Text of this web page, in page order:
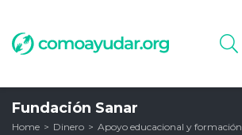
Fundación Sanar
Home Dinero Apoyo educacional y formación